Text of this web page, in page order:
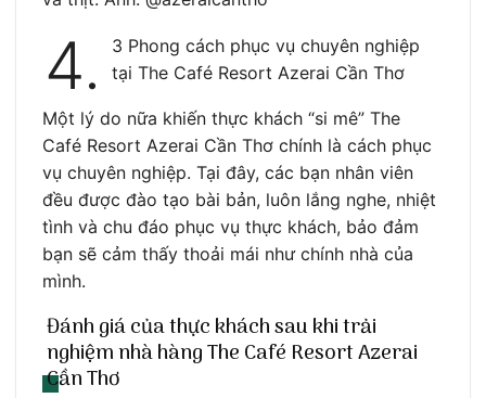
4.
3 Phong cách phục vụ chuyên nghiệp
tại The Café Resort Azerai Cần Thơ
Một lý do nữa khiến thực khách “si mê” The
Café Resort Azerai Cần Thơ chính là cách phục
vụ chuyên nghiệp. Tại đây, các bạn nhân viên
đều được đào tạo bài bản, luôn lắng nghe, nhiệt
tình và chu đáo phục vụ thực khách, bảo đảm
bạn sẽ cảm thấy thoải mái như chính nhà của
mình.
Đánh giá của thực khách sau khi trải
nghiệm nhà hàng The Café Resort Azerai
Cần Thơ